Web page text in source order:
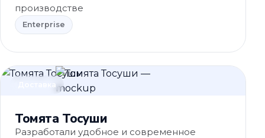
производстве
Enterprise
Доставка
Томята Тосуши
Разработали удобное и современное